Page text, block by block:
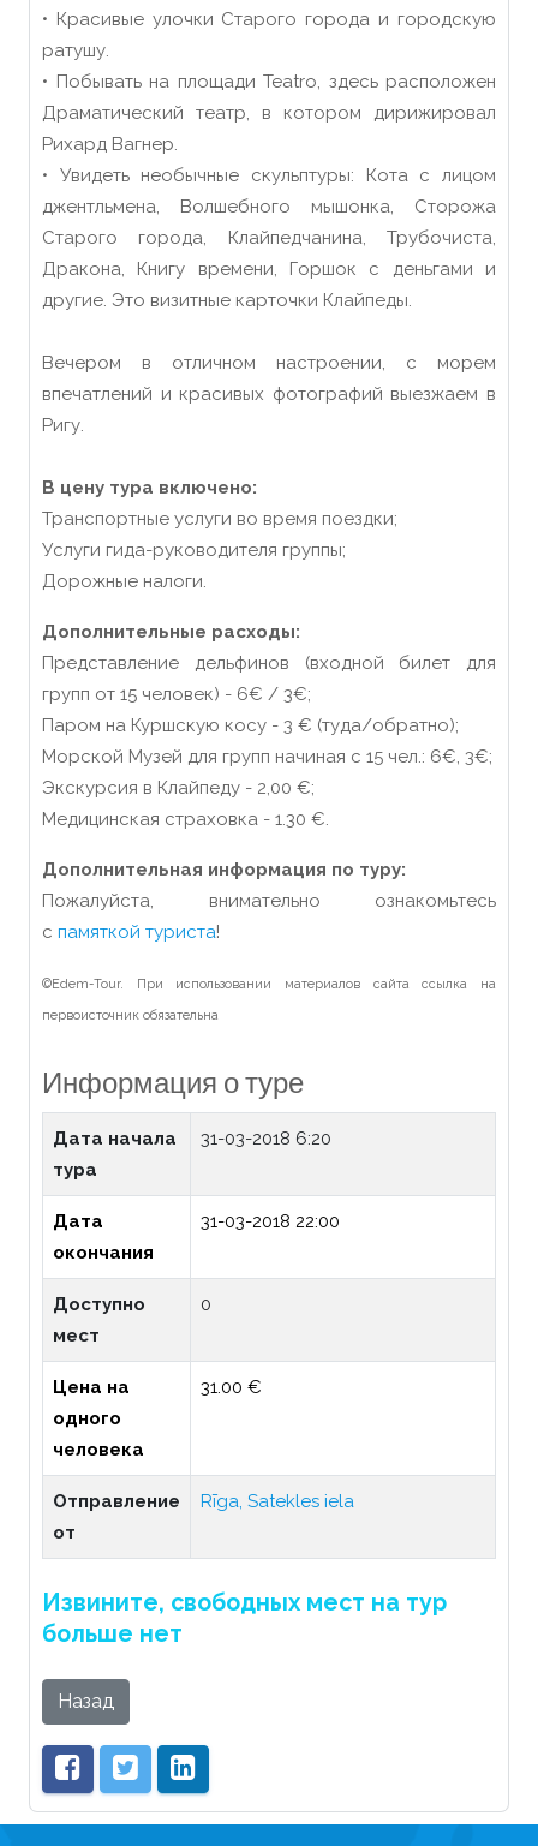
• Красивые улочки Старого города и городскую
ратушу.
• Побывать на площади Teatro, здесь расположен
Драматический театр, в котором дирижировал
Рихард Вагнер.
• Увидеть необычные скульптуры: Кота с лицом
джентльмена, Волшебного мышонка, Сторожа
Старого города, Клайпедчанина, Трубочиста,
Дракона, Книгу времени, Горшок с деньгами и
другие. Это визитные карточки Клайпеды.
Вечером в отличном настроении, с морем
впечатлений и красивых фотографий выезжаем в
Ригу.
В цену тура включено:
Транспортные услуги во время поездки;
Услуги гида-руководителя группы;
Дорожные налоги.
Дополнительные расходы:
Представление дельфинов (входной билет для
групп от 15 человек) - 6€ / 3€;
Паром на Куршскую косу - 3 € (туда/обратно);
Морской Музей для групп начиная с 15 чел.: 6€, 3€;
Экскурсия в Клайпеду - 2,00 €;
Медицинская страховка - 1.30 €.
Дополнительная информация по туру:
Пожалуйста, внимательно ознакомьтесь
с памяткой туриста!
©Edem-Tour. При использовании материалов сайта ссылка на
первоисточник обязательна
Информация о туре
Дата начала
тура
31-03-2018 6:20
Дата
окончания
31-03-2018 22:00
Доступно
мест
0
Цена на
одного
человека
31.00 €
Отправление
от
Rīga, Satekles iela
Извините, свободных мест на тур
больше нет
Назад